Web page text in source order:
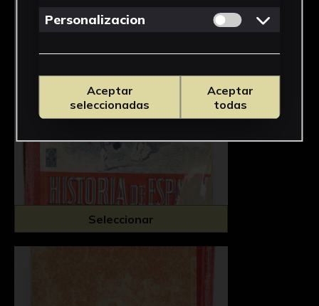
Seleccionar
Personalizacion Permitir cookies
Aceptar
seleccionadas
Aceptar
todas